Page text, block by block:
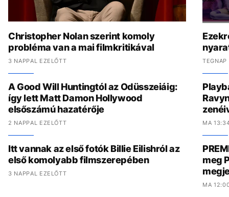
Christopher Nolan szerint komoly
probléma van a mai filmkritikával
3 NAPPAL EZELŐTT
A Good Will Huntingtól az Odüsszeiáig:
így lett Matt Damon Hollywood
elsőszámú hazatérője
2 NAPPAL EZELŐTT
Itt vannak az első fotók Billie Eilishról az
első komolyabb filmszerepében
3 NAPPAL EZELŐTT
TEGNAP
MA
meg
MA